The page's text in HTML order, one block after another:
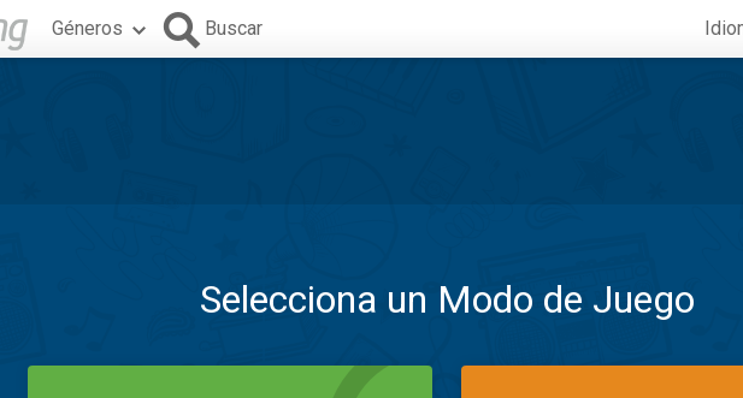
Géneros Buscar
Selecciona un Modo de Juego